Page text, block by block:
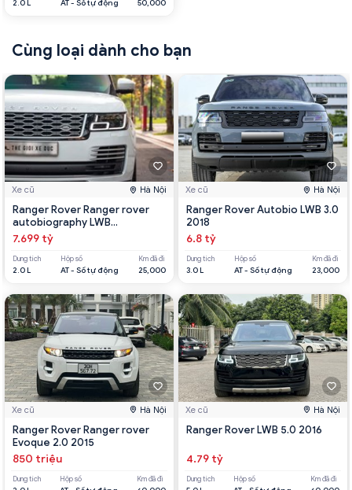
2.0 L AT - Số tự động 50,000
Cùng loại dành cho bạn
Xe cũ Hà Nội
Ranger Rover Ranger rover
autobiography LWB
Autobiography LWB 2020
7.699 tỷ
Dung tích
2.0 L
Hộp số
AT - Số tự động
Km đã đi
25,000
Xe cũ Hà Nội
Ranger Rover Ranger rover
Evoque 2.0 2015
850 triệu
Dung tích Hộp số Km đã đi
Xe cũ Hà Nội
Ranger Rover Autobio LWB 3.0
2018
6.8 tỷ
Dung tích
3.0 L
Hộp số
AT - Số tự động
Km đã đi
23,000
Xe cũ Hà Nội
Ranger Rover LWB 5.0 2016
4.79 tỷ
Dung tích Hộp số Km đã đi